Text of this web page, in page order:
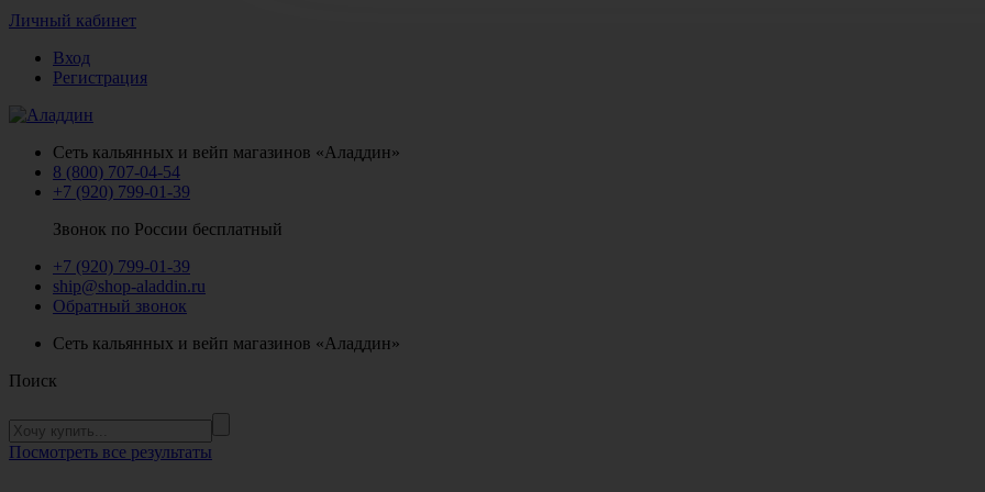
Личный кабинет
Вход
Регистрация
Сеть кальянных и вейп магазинов «Аладдин»
8 (800) 707-04-54
+7 (920) 799-01-39
Звонок по России бесплатный
+7 (920) 799-01-39
ship@shop-aladdin.ru
Обратный звонок
Сеть кальянных и вейп магазинов «Аладдин»
Поиск
Посмотреть все результаты